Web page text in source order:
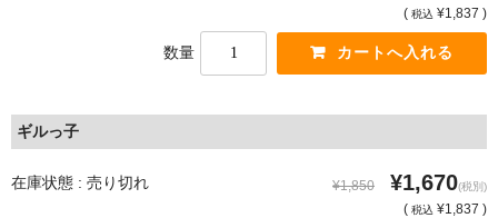
( 税込 ¥1,837 )
数量
ギルっ子
在庫状態 : 売り切れ ¥1,850 ¥1,670(税別)
( 税込 ¥1,837 )